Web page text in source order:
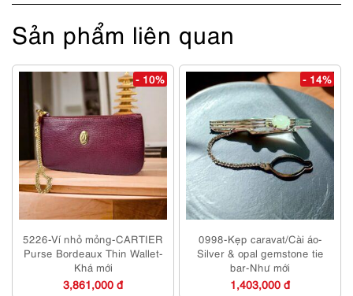
Sản phẩm liên quan
- 10%
5226-Ví nhỏ mỏng-CARTIER
Purse Bordeaux Thin Wallet-
Khá mới
3,861,000 đ
- 14%
0998-Kẹp caravat/Cài áo-
Silver & opal gemstone tie
bar-Như mới
1,403,000 đ